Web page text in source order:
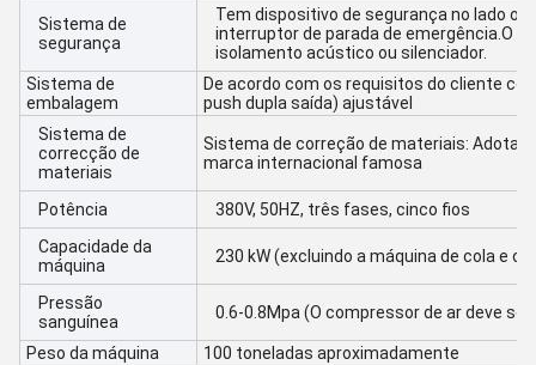
Sistema de
segurança
Tem dispositivo de segurança no lado
interruptor de parada de emergência.O
isolamento acústico ou silenciador.
Sistema de
embalagem
De acordo com os requisitos do cliente
push dupla saída) ajustável
Sistema de
correcção de
materiais
Sistema de correção de materiais: Adotar
marca internacional famosa
Potência
380V, 50HZ, três fases, cinco fios
Capacidade da
máquina
230 kW (excluindo a máquina de cola e o
Pressão
sanguínea
0.6-0.8Mpa (O compressor de ar deve
Peso da máquina 100 toneladas aproximadamente